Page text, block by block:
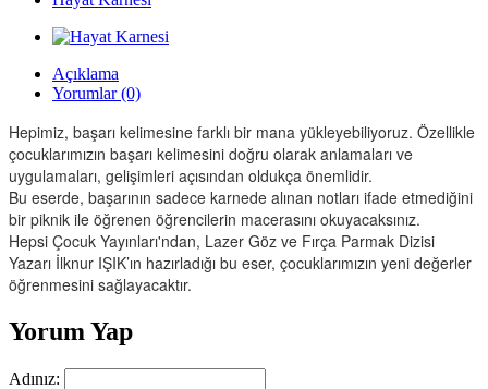
Açıklama
Yorumlar (0)
Hepimiz, başarı kelimesine farklı bir mana yükleyebiliyoruz. Özellikle
çocuklarımızın başarı kelimesini doğru olarak anlamaları ve
uygulamaları, gelişimleri açısından oldukça önemlidir.
Bu eserde, başarının sadece karnede alınan notları ifade etmediğini
bir piknik ile öğrenen öğrencilerin macerasını okuyacaksınız.
Hepsi Çocuk Yayınları'ndan, Lazer Göz ve Fırça Parmak Dizisi
Yazarı İlknur IŞIK’ın hazırladığı bu eser, çocuklarımızın yeni değerler
öğrenmesini sağlayacaktır.
Yorum Yap
Adınız: